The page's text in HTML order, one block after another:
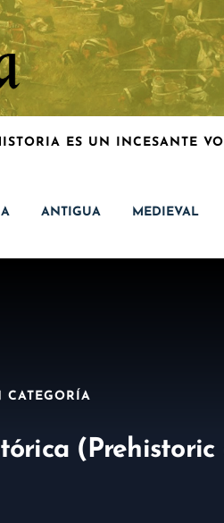
ES UN INCESANTE
ANTIGUA MEDIEVAL
CATEGORÍA
(Prehistoric